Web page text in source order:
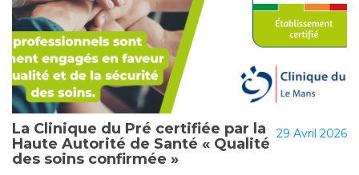
29 Avril 2026
La Clinique du Pré certifiée par la
Haute Autorité de Santé « Qualité
des soins confirmée »